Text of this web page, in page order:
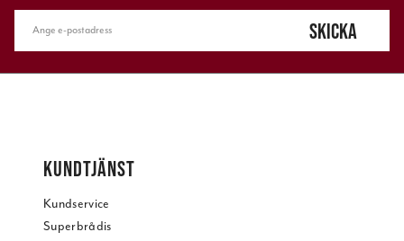
SKICKA
KUNDTJÄNST
Kundservice
Superbrådis